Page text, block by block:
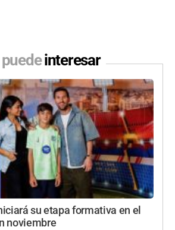
puedeinteresar
su etapa formativa en el
noviembre